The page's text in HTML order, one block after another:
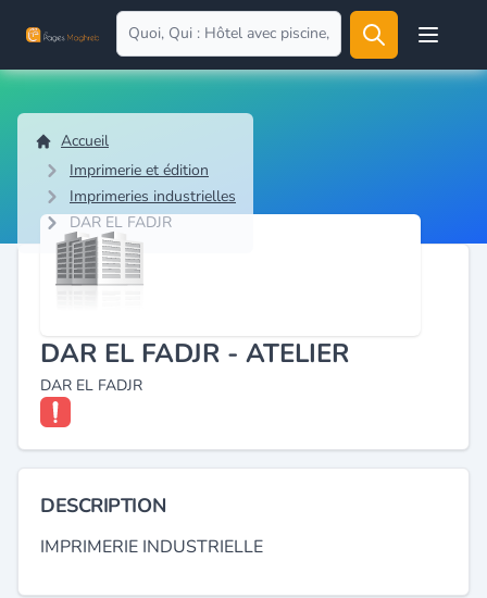
Open
Accueil
Imprimerie et édition
Imprimeries industrielles
DAR EL FADJR
DAR EL FADJR - ATELIER
DAR EL FADJR
DESCRIPTION
IMPRIMERIE INDUSTRIELLE